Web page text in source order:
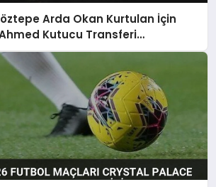
Arda Okan Kurtulan İçin
Kutucu Transferi